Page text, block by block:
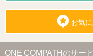
お気
ONE COMPATHのサー